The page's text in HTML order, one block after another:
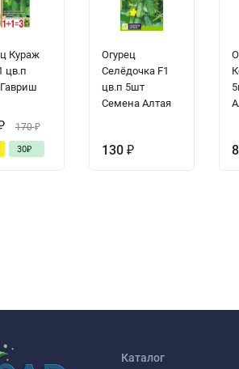
Кураж
цв.п
170₽
30₽
Огурец
Селёдочка F1
цв.п 5шт
Семена Алтая
130₽
Каталог